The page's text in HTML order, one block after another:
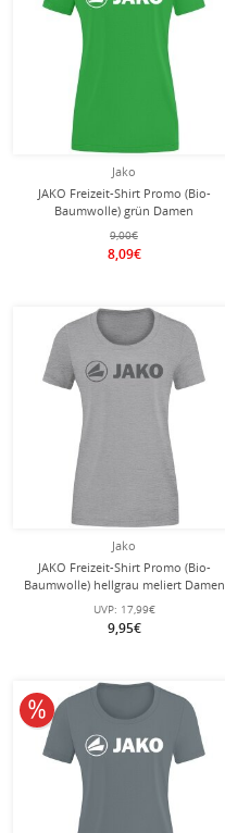
Jako
JAKO Freizeit-Shirt Promo (Bio-
Baumwolle) grün Damen
9,00€
8,09€
Jako
JAKO Freizeit-Shirt Promo (Bio-
Baumwolle) hellgrau meliert Damen
UVP: 17,99€
9,95€
10% reduziert